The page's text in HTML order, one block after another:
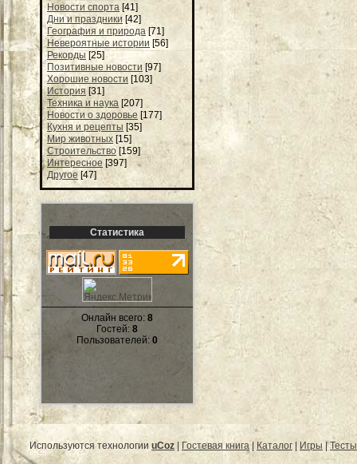
Новости спорта [41]
Дни и праздники [42]
География и природа [71]
Невероятные истории [56]
Рекорды [25]
Позитивные новости [97]
Хорошие новости [103]
История [31]
Техника и наука [207]
Новости о здоровье [177]
Кухня и рецепты [35]
Мир животных [15]
Строительство [159]
Интересное [397]
Другое [47]
Статистика
Онлайн всего: 8
Гостей: 8
Пользователей: 0
Используются технологии uCoz Гостевая книга| Каталог Игры |Тесты